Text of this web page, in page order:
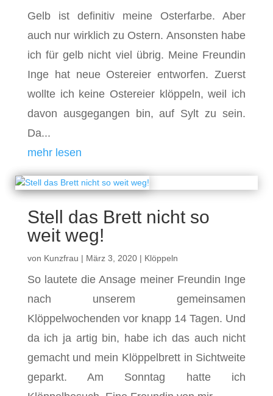
Gelb ist definitiv meine Osterfarbe. Aber
auch nur wirklich zu Ostern. Ansonsten habe
ich für gelb nicht viel übrig. Meine Freundin
Inge hat neue Ostereier entworfen. Zuerst
wollte ich keine Ostereier klöppeln, weil ich
davon ausgegangen bin, auf Sylt zu sein.
Da...
mehr lesen
Stell das Brett nicht so
weit weg!
von Kunzfrau | März 3, 2020| Klöppeln
So lautete die Ansage meiner Freundin Inge
nach unserem gemeinsamen
Klöppelwochenden vor knapp 14 Tagen. Und
da ich ja artig bin, habe ich das auch nicht
gemacht und mein Klöppelbrett in Sichtweite
geparkt. Am Sonntag hatte ich